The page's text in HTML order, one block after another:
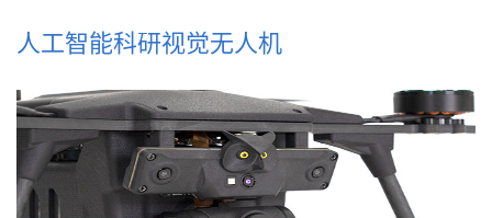
人工智能科研视觉无人机